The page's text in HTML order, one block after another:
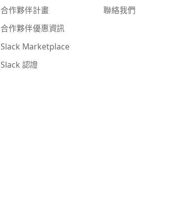
合作夥伴計畫
合作夥伴優惠資訊
Slack Marketplace
Slack 認證
聯絡我們